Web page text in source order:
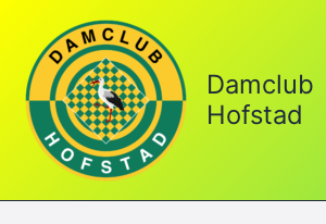
inhoud
Damclub
Hofstad